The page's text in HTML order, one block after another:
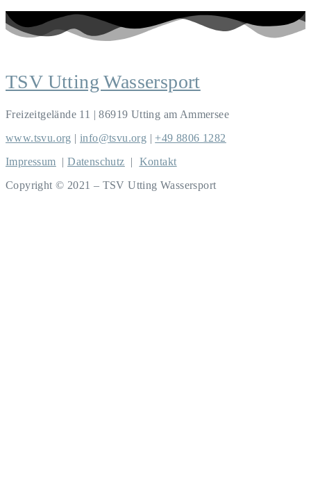
TSV Utting Wassersport
Freizeitgelände 11 | 86919 Utting am Ammersee
www.tsvu.org |info@tsvu.org | +49 8806 1282
Impressum |Datenschutz | Kontakt
Copyright © 2021 – TSV Utting Wassersport